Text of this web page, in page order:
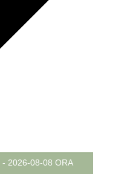
- 2026-08-08 ORA